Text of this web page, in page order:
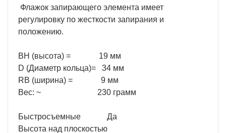
Флажок запирающего элемента имеет
регулировку по жесткости запирания и
положению.
BH (высота) = 19 мм
D (Диаметр кольца)= 34 мм
RB (ширина) = 9 мм
Вес: ~ 230 грамм
Быстросъемные Да
Высота над плоскостью